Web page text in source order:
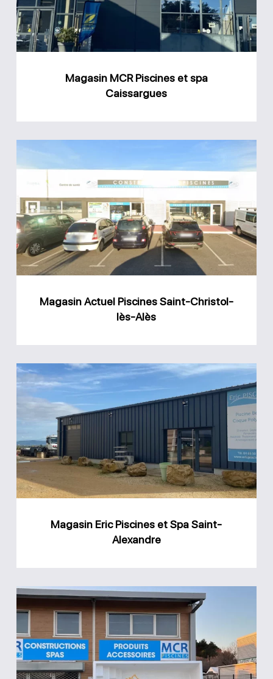
spa
Caissargues
Magasin MCR Piscines et spa
Caissargues
Actuel
Piscines
Saint-
Christol-
lès-
Alès
Magasin Actuel Piscines Saint-Christol-
lès-Alès
Magasin
Eric
Saint-
Alexandre
Magasin Eric Piscines et Spa Saint-
Alexandre
Magasin
MCR
Piscines
et